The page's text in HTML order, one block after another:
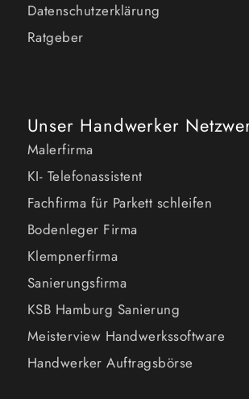
Datenschutzerklärung
Ratgeber
Unser Handwerker
Malerfirma
KI- Telefonassistent
Fachfirma für Parkett schleifen
Bodenleger Firma
Klempnerfirma
Sanierungsfirma
KSB Hamburg Sanierung
Meisterview Handwerkssoftware
Handwerker Auftragsbörse